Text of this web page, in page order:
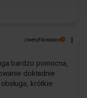
zweryfikowano
bardzo pomocna,
dokładnie
krótkie